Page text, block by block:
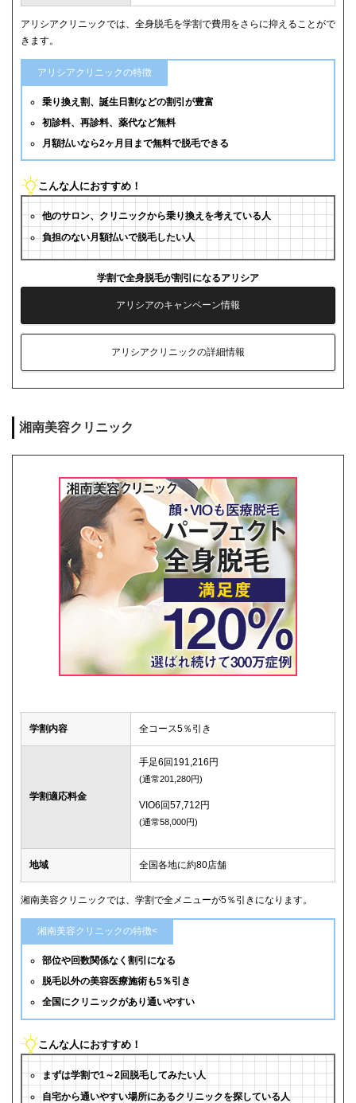
アリシアクリニックでは、全身脱毛を学割で費用をさらに抑えることがで
きます。
アリシアクリニックの特徴
乗り換え割、誕生日割などの割引が豊富
初診料、再診料、薬代など無料
月額払いなら2ヶ月目まで無料で脱毛できる
こんな人におすすめ！
他のサロン、クリニックから乗り換えを考えている人
負担のない月額払いで脱毛したい人
学割で全身脱毛が割引になるアリシア
アリシアのキャンペーン情報
アリシアクリニックの詳細情報
湘南美容クリニック
学割内容 全コース5％引き
学割適応料金
手足6回191,216円
(通常201,280円)
VIO6回57,712円
(通常58,000円)
地域 全国各地に約80店舗
湘南美容クリニックでは、学割で全メニューが5％引きになります。
湘南美容クリニックの特徴<
部位や回数関係なく割引になる
脱毛以外の美容医療施術も5％引き
全国にクリニックがあり通いやすい
こんな人におすすめ！
まずは学割で1～2回脱毛してみたい人
自宅から通いやすい場所にあるクリニックを探している人